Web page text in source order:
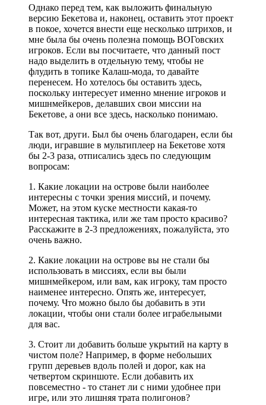
Однако перед тем, как выложить финальную
версию Бекетова и, наконец, оставить этот проект
в покое, хочется внести еще несколько штрихов, и
мне была бы очень полезна помощь ВОГовских
игроков. Если вы посчитаете, что данный пост
надо выделить в отдельную тему, чтобы не
флудить в топике Калаш-мода, то давайте
перенесем. Но хотелось бы оставить здесь,
поскольку интересует именно мнение игроков и
мишнмейкеров, делавших свои миссии на
Бекетове, а они все здесь, насколько понимаю.
Так вот, други. Был бы очень благодарен, если бы
люди, игравшие в мультиплеер на Бекетове хотя
бы 2-3 раза, отписались здесь по следующим
вопросам:
1. Какие локации на острове были наиболее
интересны с точки зрения миссий, и почему.
Может, на этом куске местности какая-то
интересная тактика, или же там просто красиво?
Расскажите в 2-3 предложениях, пожалуйста, это
очень важно.
2. Какие локации на острове вы не стали бы
использовать в миссиях, если вы были
мишнмейкером, или вам, как игроку, там просто
наименее интересно. Опять же, интересует,
почему. Что можно было бы добавить в эти
локации, чтобы они стали более играбельными
для вас.
3. Стоит ли добавить больше укрытий на карту в
чистом поле? Например, в форме небольших
групп деревьев вдоль полей и дорог, как на
четвертом скриншоте. Если добавить их
повсеместно - то станет ли с ними удобнее при
игре, или это лишняя трата полигонов?